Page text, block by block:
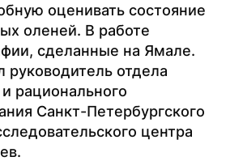
оценивать состояние
оленей. В работе
сделанные на Ямале.
отдела
рационального
Санкт-Петербургского
центра